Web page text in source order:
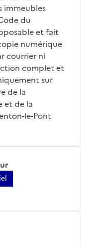
immeubles
du
et fait
numérique
courrier ni
complet et
sur
de la
et de la
le-Pont